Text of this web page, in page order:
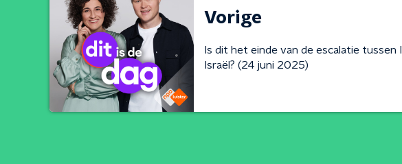
Vorige
Is dit het einde van de escalatie tussen
Israël? (24 juni 2025)